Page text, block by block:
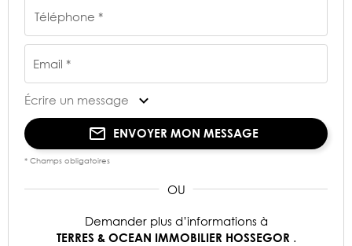
Téléphone *
Email *
Écrire un message
ENVOYER MON MESSAGE
* Champs obligatoires
Demander plus d’informations à
TERRES & OCEAN IMMOBILIER HOSSEGOR .